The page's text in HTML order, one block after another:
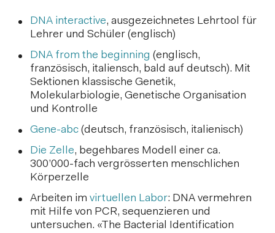
DNA interactive, ausgezeichnetes Lehrtool für
Lehrer und Schüler (englisch)
DNA from the beginning (englisch,
französisch, italiensch, bald auf deutsch). Mit
Sektionen klassische Genetik,
Molekularbiologie, Genetische Organisation
und Kontrolle
Gene-abc(deutsch, französisch, italienisch)
Die Zelle, begehbares Modell einer ca.
300’000-fach vergrösserten menschlichen
Körperzelle
Arbeiten im virtuellen Labor: DNA vermehren
mit Hilfe von PCR, sequenzieren und
untersuchen. «The Bacterial Identification